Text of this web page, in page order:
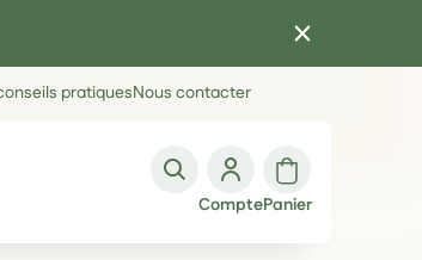
pratiquesNous contacter
ComptePanier